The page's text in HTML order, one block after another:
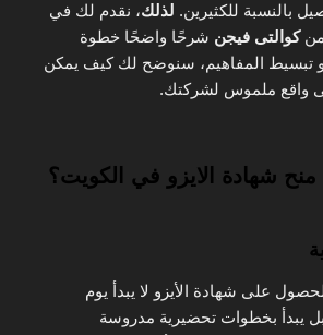
بالنسبة للكثيرين. لذلك، نقدم لك في
منكوالتى فيجن شرحًا واضحًا خطوة
تبسيط المفاهيم، سنوضح لك كيف يمكن
واقع ملموس لشركتك.
شهادة الايزو في الكويت؟
على شهادة الأيزو لا يبدأ يوم
بل يبدأ بخطوات تحضيرية مدروسة